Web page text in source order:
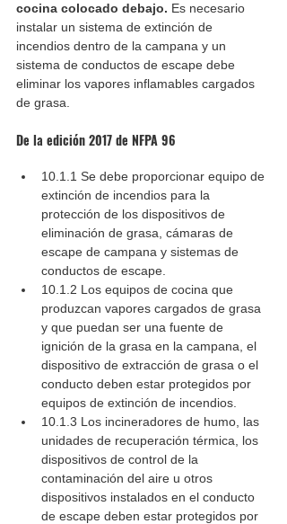
cocina colocado debajo. Es necesario
instalar un sistema de extinción de
incendios dentro de la campana y un
sistema de conductos de escape debe
eliminar los vapores inflamables cargados
de grasa.
De la edición 2017 de NFPA 96
10.1.1 Se debe proporcionar equipo de
extinción de incendios para la
protección de los dispositivos de
eliminación de grasa, cámaras de
escape de campana y sistemas de
conductos de escape.
10.1.2 Los equipos de cocina que
produzcan vapores cargados de grasa
y que puedan ser una fuente de
ignición de la grasa en la campana, el
dispositivo de extracción de grasa o el
conducto deben estar protegidos por
equipos de extinción de incendios.
10.1.3 Los incineradores de humo, las
unidades de recuperación térmica, los
dispositivos de control de la
contaminación del aire u otros
dispositivos instalados en el conducto
de escape deben estar protegidos por